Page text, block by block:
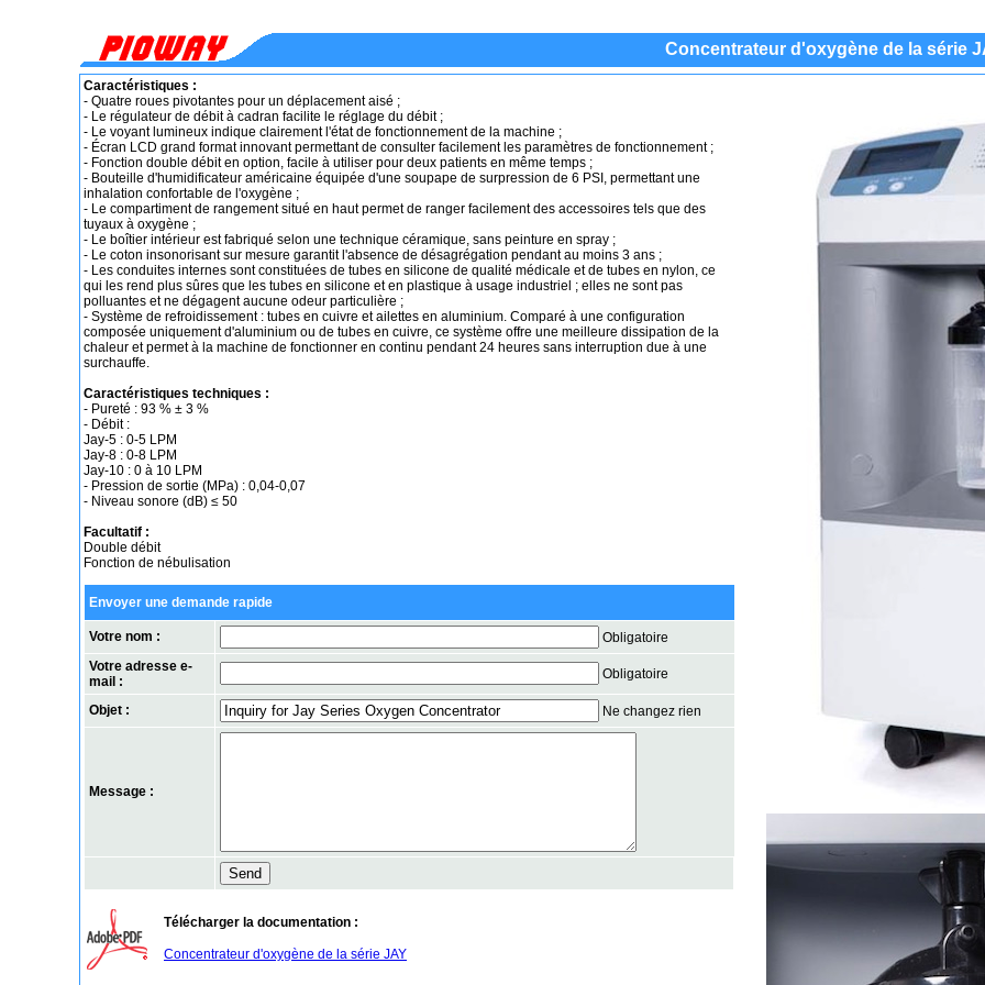
Concentrateur d'oxygène de la série
Caractéristiques :
- Quatre roues pivotantes pour un déplacement aisé ;
- Le régulateur de débit à cadran facilite le réglage du débit ;
- Le voyant lumineux indique clairement l'état de fonctionnement de la machine ;
- Écran LCD grand format innovant permettant de consulter facilement les paramètres de fonctionnement ;
- Fonction double débit en option, facile à utiliser pour deux patients en même temps ;
- Bouteille d'humidificateur américaine équipée d'une soupape de surpression de 6 PSI, permettant une
inhalation confortable de l'oxygène ;
- Le compartiment de rangement situé en haut permet de ranger facilement des accessoires tels que des
tuyaux à oxygène ;
- Le boîtier intérieur est fabriqué selon une technique céramique, sans peinture en spray ;
- Le coton insonorisant sur mesure garantit l'absence de désagrégation pendant au moins 3 ans ;
- Les conduites internes sont constituées de tubes en silicone de qualité médicale et de tubes en nylon, ce
qui les rend plus sûres que les tubes en silicone et en plastique à usage industriel ; elles ne sont pas
polluantes et ne dégagent aucune odeur particulière ;
- Système de refroidissement : tubes en cuivre et ailettes en aluminium. Comparé à une configuration
composée uniquement d'aluminium ou de tubes en cuivre, ce système offre une meilleure dissipation de la
chaleur et permet à la machine de fonctionner en continu pendant 24 heures sans interruption due à une
surchauffe.
Caractéristiques techniques :
- Pureté : 93 % ± 3 %
- Débit :
Jay-5 : 0-5 LPM
Jay-8 : 0-8 LPM
Jay-10 : 0 à 10 LPM
- Pression de sortie (MPa) : 0,04-0,07
- Niveau sonore (dB) ≤ 50
Facultatif :
Double débit
Fonction de nébulisation
Envoyer une demande rapide
Votre nom :
Obligatoire
Votre adresse e-
mail :
Obligatoire
Objet : Ne changez rien
Message :
Télécharger la documentation :
Concentrateur d'oxygène de la série JAY